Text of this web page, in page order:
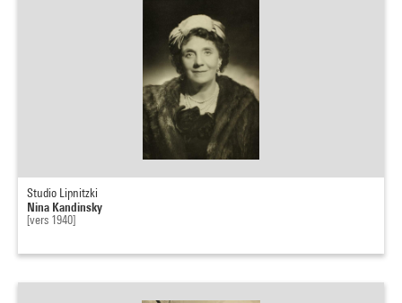
Studio Lipnitzki
Nina Kandinsky
[vers 1940]